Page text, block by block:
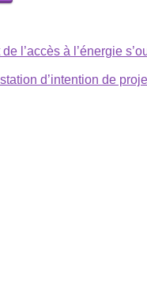
l’accès à l’énergie
d’intention de